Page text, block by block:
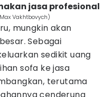
jasa profesional
Vakhtbovych)
mungkin akan
Sebagai
sedikit uang
sofa ke jasa
terutama